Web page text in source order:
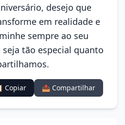
desejo que
em realidade e
sempre ao seu
seja tão especial quanto
Copiar 📤 Compartilhar